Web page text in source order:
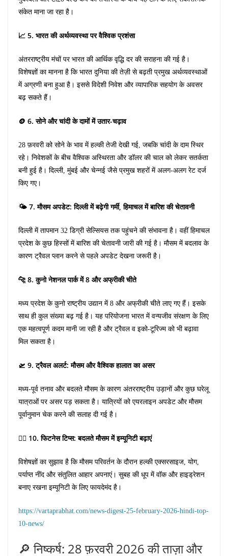
संकेत माना जा रहा है।
📈 5. भारत की अर्थव्यवस्था पर वैश्विक प्रशंसा
अंतरराष्ट्रीय मंचों पर भारत की आर्थिक वृद्धि दर की सराहना की गई है।
विशेषज्ञों का मानना है कि भारत दुनिया की तेज़ी से बढ़ती प्रमुख अर्थव्यवस्थाओं
में अग्रणी बना हुआ है। इससे विदेशी निवेश और व्यापारिक सहयोग के अवसर
बढ़ सकते हैं।
🪙 6. सोने और चांदी के दामों में उतार-चढ़ाव
28 फ़रवरी को सोने के भाव में हल्की तेजी देखी गई, जबकि चांदी के दाम स्थिर
रहे। निवेशकों के बीच वैश्विक अस्थिरता और डॉलर की चाल को लेकर सतर्कता
बनी हुई है। दिल्ली, मुंबई और चेन्नई जैसे प्रमुख शहरों में अलग-अलग रेट दर्ज
किए गए।
🌤️ 7. मौसम अपडेट: दिल्ली में बढ़ेगी गर्मी, हिमाचल में बारिश की चेतावनी
दिल्ली में तापमान 32 डिग्री सेल्सियस तक पहुंचने की संभावना है। वहीं हिमाचल
प्रदेश के कुछ हिस्सों में बारिश की चेतावनी जारी की गई है। मौसम में बदलाव के
कारण ट्रैवल प्लान करने से पहले अपडेट देखना जरूरी है।
🐆 8. कुनो नेशनल पार्क में 8 और अफ्रीकी चीते
मध्य प्रदेश के कुनो राष्ट्रीय उद्यान में 8 और अफ्रीकी चीते लाए गए हैं। इसके
साथ ही कुल संख्या बढ़ गई है। यह परियोजना भारत में वन्यजीव संरक्षण के लिए
एक महत्वपूर्ण कदम मानी जा रही है और ट्रैवल व इको-टूरिज्म को भी बढ़ावा
मिल सकता है।
🛫 9. ट्रैवल अलर्ट: मौसम और वैश्विक हालात का असर
मध्य-पूर्व तनाव और बदलते मौसम के कारण अंतरराष्ट्रीय उड़ानों और कुछ घरेलू
यात्राओं पर असर पड़ सकता है। यात्रियों को एयरलाइन अपडेट और मौसम
पूर्वानुमान चेक करने की सलाह दी गई है।
🧘‍♂️ 10. फिटनेस टिप्स: बदलते मौसम में इम्यूनिटी बढ़ाएं
विशेषज्ञों का सुझाव है कि मौसम परिवर्तन के दौरान हल्की एक्सरसाइज, योग,
पर्याप्त नींद और संतुलित आहार अपनाएं। सुबह की धूप में वॉक और हाइड्रेशन
बनाए रखना इम्यूनिटी के लिए फायदेमंद है।
https://vartaprabhat.com/news-digest-25-february-2026-hindi-top-
10-news/
🔎 निष्कर्ष: 28 फ़रवरी 2026 की ताज़ा और